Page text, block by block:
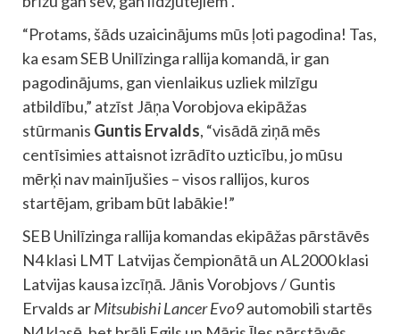
“Protams, šāds uzaicinājums mūs ļoti pagodina! Tas,
ka esam SEB Unilīzinga rallija komandā, ir gan
pagodinājums, gan vienlaikus uzliek milzīgu
atbildību,” atzīst Jāņa Vorobjova ekipāžas
stūrmanis Guntis Ervalds, “visādā ziņā mēs
centīsimies attaisnot izrādīto uzticību, jo mūsu
mērķi nav mainījušies – visos rallijos, kuros
startējam, gribam būt labākie!”
SEB Unilīzinga rallija komandas ekipāžas pārstāvēs
N4 klasi LMT Latvijas čempionātā un AL2000 klasi
Latvijas kausa izcīņā. Jānis Vorobjovs / Guntis
Ervalds arMitsubishi Lancer Evo9automobili startēs